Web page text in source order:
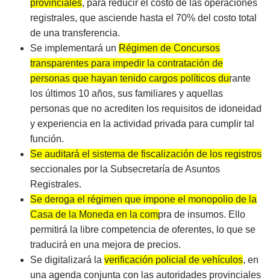
provinciales, para reducir el costo de las operaciones
registrales, que asciende hasta el 70% del costo total
de una transferencia.
Se implementará un Régimen de Concursos
transparentes para impedir la contratación de
personas que hayan tenido cargos políticos durante
los últimos 10 años, sus familiares y aquellas
personas que no acrediten los requisitos de idoneidad
y experiencia en la actividad privada para cumplir tal
función.
Se auditará el sistema de fiscalización de los registros
seccionales por la Subsecretaría de Asuntos
Registrales.
Se deroga el régimen que impone el monopolio de la
Casa de la Moneda en la compra de insumos. Ello
permitirá la libre competencia de oferentes, lo que se
traducirá en una mejora de precios.
Se digitalizará la verificación policial de vehículos, en
una agenda conjunta con las autoridades provinciales